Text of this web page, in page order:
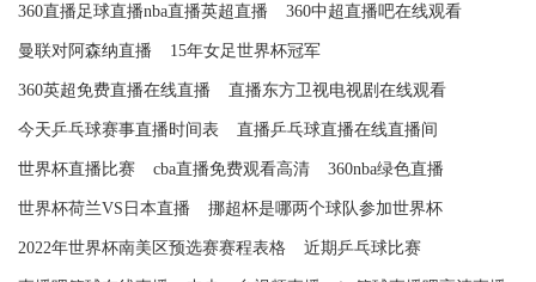
360直播足球直播nba直播英超直播 360中超直播吧在线观看
曼联对阿森纳直播 15年女足世界杯冠军
360英超免费直播在线直播 直播东方卫视电视剧在线观看
今天乒乓球赛事直播时间表 直播乒乓球直播在线直播间
世界杯直播比赛 cba直播免费观看高清 360nba绿色直播
世界杯荷兰VS日本直播 挪超杯是哪两个球队参加世界杯
2022年世界杯南美区预选赛赛程表格 近期乒乓球比赛